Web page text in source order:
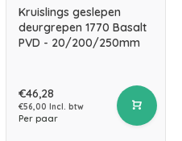
Kruislings geslepen
deurgrepen 1770 Basalt
PVD - 20/200/250mm
€46,28
€56,00 Incl. btw
Per paar